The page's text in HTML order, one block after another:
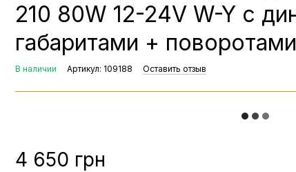
210 80W 12-24V W-Y с
габаритами +
В наличии Артикул: 109188 Оставить отзыв
4 650 грн